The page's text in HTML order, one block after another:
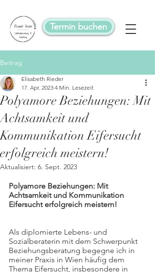
Termin buchen
Beitrag
Polyamore Beziehungen: Mit
Achtsamkeit und
Kommunikation Eifersucht
erfolgreich meistern!
Elisabeth Rieder
17. Apr. 2023 4 Min. Lesezeit
Aktualisiert: 6. Sept. 2023
Polyamore Beziehungen: Mit
Achtsamkeit und Kommunikation
Eifersucht erfolgreich meistern!
Als diplomierte Lebens- und
Sozialberaterin mit dem Schwerpunkt
Beziehungsberatung begegne ich in
meiner Praxis in Wien häufig dem
Thema Eifersucht, insbesondere in